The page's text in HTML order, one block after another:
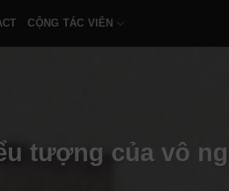
CỘNG TÁC VIÊN
tượng của vô